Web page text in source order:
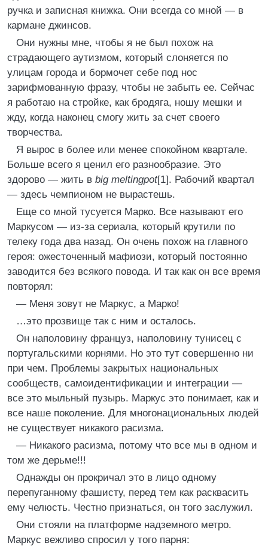
ручка и записная книжка. Они всегда со мной — в
кармане джинсов.
Они нужны мне, чтобы я не был похож на
страдающего аутизмом, который слоняется по
улицам города и бормочет себе под нос
зарифмованную фразу, чтобы не забыть ее. Сейчас
я работаю на стройке, как бродяга, ношу мешки и
жду, когда наконец смогу жить за счет своего
творчества.
Я вырос в более или менее спокойном квартале.
Больше всего я ценил его разнообразие. Это
здорово — жить в big meltingpot[1]. Рабочий квартал
— здесь чемпионом не вырастешь.
Еще со мной тусуется Марко. Все называют его
Маркусом — из-за сериала, который крутили по
телеку года два назад. Он очень похож на главного
героя: ожесточенный мафиози, который постоянно
заводится без всякого повода. И так как он все время
повторял:
— Меня зовут не Маркус, а Марко!
…это прозвище так с ним и осталось.
Он наполовину француз, наполовину тунисец с
португальскими корнями. Но это тут совершенно ни
при чем. Проблемы закрытых национальных
сообществ, самоидентификации и интеграции —
все это мыльный пузырь. Маркус это понимает, как и
все наше поколение. Для многонациональных людей
не существует никакого расизма.
— Никакого расизма, потому что все мы в одном и
том же дерьме!!!
Однажды он прокричал это в лицо одному
перепуганному фашисту, перед тем как расквасить
ему челюсть. Честно признаться, он того заслужил.
Они стояли на платформе надземного метро.
Маркус вежливо спросил у того парня: